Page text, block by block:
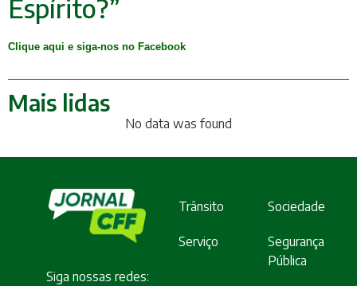
Espírito?”
Clique aqui e siga-nos no Facebook
Mais lidas
No data was found
Siga nossas redes:
Trânsito Sociedade
Serviço
Segurança
Pública